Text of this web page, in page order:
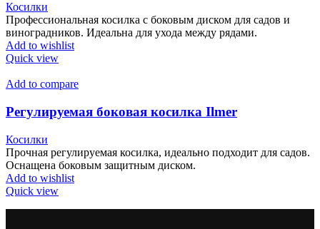
Косилки
Профессиональная косилка с боковым диском для садов и
виноградников. Идеальна для ухода между рядами.
Add to wishlist
Quick view
Add to compare
Регулируемая боковая косилка Ilmer
Косилки
Прочная регулируемая косилка, идеально подходит для садов.
Оснащена боковым защитным диском.
Add to wishlist
Quick view